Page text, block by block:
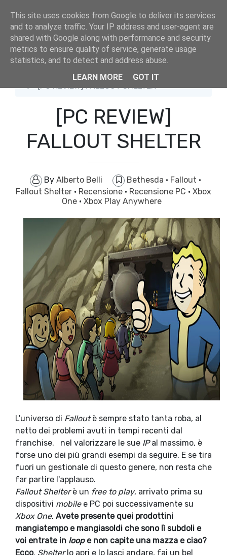
Bethesda
[PC REVIEW] FALLOUT SHELTER
[PC REVIEW]
FALLOUT SHELTER
By Alberto Belli Bethesda · Fallout ·
Fallout Shelter · Recensione · Recensione PC · Xbox
One · Xbox Play Anywhere
L'universo di Falloutè sempre stato tanta roba, al
netto dei problemi avuti in tempi recenti dal
franchise.
nel valorizzare le sue IPal massimo, è
forse uno dei più grandi esempi da seguire. E se tira
fuori un gestionale di questo genere, non resta che
far partire l'applauso.
Fallout Shelterè un free to play, arrivato prima su
dispositivi mobile e PC poi successivamente su
Xbox One. Avete presente quei prodottini
mangiatempo e mangiasoldi che sono lì subdoli e
voi entrate in loope non capite una mazza e ciao?
Ecco. Shelterlo apri e lo lasci andare, fai un bel
This site uses cookies from Google to deliver its services
and to analyze traffic. Your IP address and user-agent are
shared with Google along with performance and security
metrics to ensure quality of service, generate usage
statistics, and to detect and address abuse.
LEARN MORE
GOT IT